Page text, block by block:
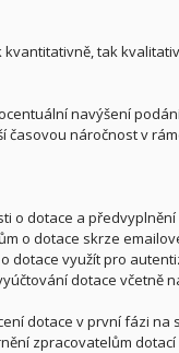
kvantitativně, tak
navýšení
časovou náročnost v
o dotace a
o dotace skrze
dotace využít pro
dotace včetně
dotace v první fázi
zpracovatelům